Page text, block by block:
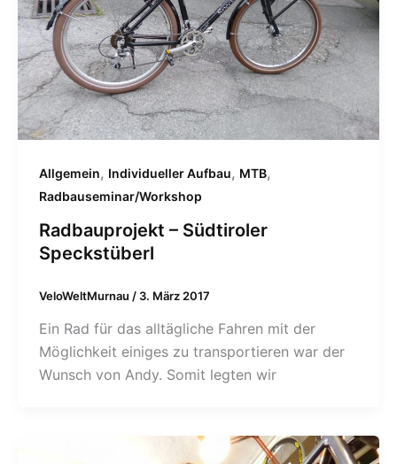
Allgemein, Individueller Aufbau, MTB,
Radbauseminar/Workshop
Radbauprojekt – Südtiroler
Speckstüberl
VeloWeltMurnau / 3. März 2017
Ein Rad für das alltägliche Fahren mit der
Möglichkeit einiges zu transportieren war der
Wunsch von Andy. Somit legten wir